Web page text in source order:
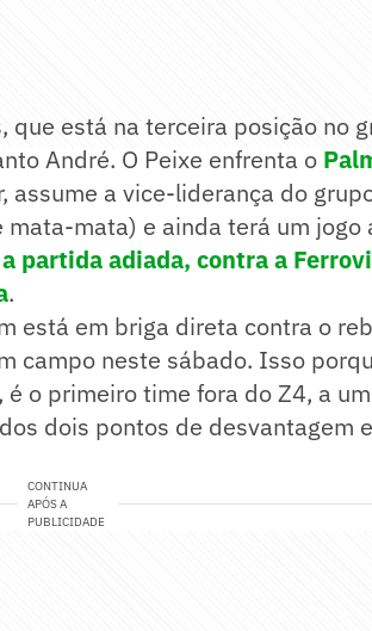
está na terceira posição no
André. O Peixe enfrenta o
assume a vice-liderança do
mata) e ainda terá um jogo
a partida adiada, contra a
.
está em briga direta contra o
campo neste sábado. Isso
o primeiro time fora do Z4, a
dois pontos de desvantagem
CONTINUA
APÓS A
PUBLICIDADE